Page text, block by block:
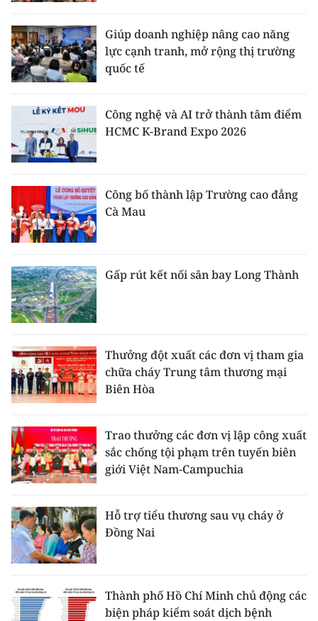
Giúp doanh nghiệp nâng cao năng
lực cạnh tranh, mở rộng thị trường
quốc tế
Công nghệ và AI trở thành tâm điểm
HCMC K-Brand Expo 2026
Công bố thành lập Trường cao đẳng
Cà Mau
Gấp rút kết nối sân bay Long Thành
Thưởng đột xuất các đơn vị tham gia
chữa cháy Trung tâm thương mại
Biên Hòa
Trao thưởng các đơn vị lập công xuất
sắc chống tội phạm trên tuyến biên
giới Việt Nam-Campuchia
Hỗ trợ tiểu thương sau vụ cháy ở
Đồng Nai
Thành phố Hồ Chí Minh chủ động các
biện pháp kiểm soát dịch bệnh